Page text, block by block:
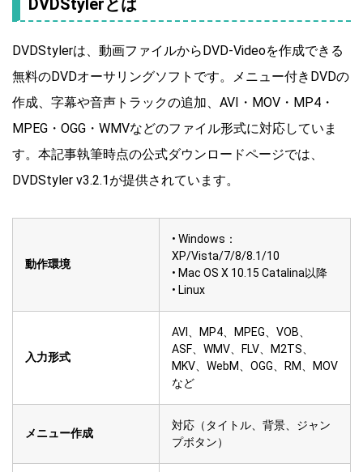
DVDStylerとは
DVDStylerは、動画ファイルからDVD-Videoを作成できる
無料のDVDオーサリングソフトです。メニュー付きDVDの
作成、字幕や音声トラックの追加、AVI・MOV・MP4・
MPEG・OGG・WMVなどのファイル形式に対応していま
す。本記事執筆時点の公式ダウンロードページでは、
DVDStyler v3.2.1が提供されています。
動作環境
• Windows：
XP/Vista/7/8/8.1/10
• Mac OS X 10.15 Catalina以降
• Linux
入力形式
AVI、MP4、MPEG、VOB、
ASF、WMV、FLV、M2TS、
MKV、WebM、OGG、RM、MOV
など
メニュー作成
対応（タイトル、背景、ジャン
プボタン）